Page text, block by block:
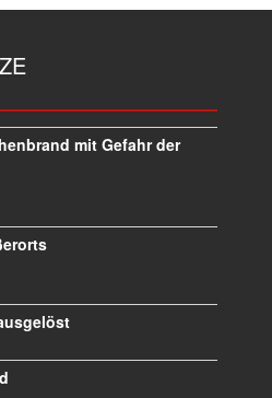
mit Gefahr der